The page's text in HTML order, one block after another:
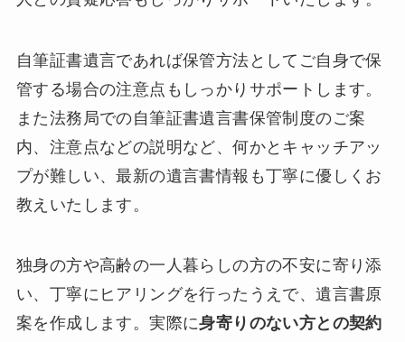
自筆証書遺言であれば保管方法としてご自身で保
管する場合の注意点もしっかりサポートします。
また法務局での自筆証書遺言書保管制度のご案
内、注意点などの説明など、何かとキャッチアッ
プが難しい、最新の遺言書情報も丁寧に優しくお
教えいたします。
独身の方や高齢の一人暮らしの方の不安に寄り添
い、丁寧にヒアリングを行ったうえで、遺言書原
案を作成します。実際に身寄りのない方との契約